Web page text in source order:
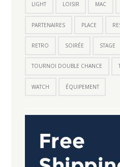
LIGHT LOISIR MAC
PARTENAIRES PLACE
RETRO SOIRÉE STAGE
TOURNOI DOUBLE CHANCE
WATCH ÉQUIPEMENT